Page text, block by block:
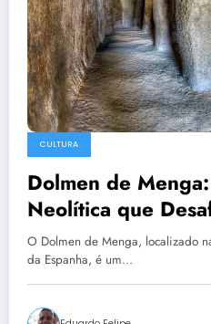
CULTURA
Dolmen de
Neolítica que
O Dolmen de Menga, localizado
da Espanha, é um…